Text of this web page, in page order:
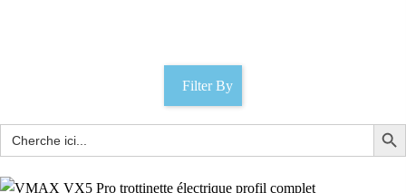
Filter By